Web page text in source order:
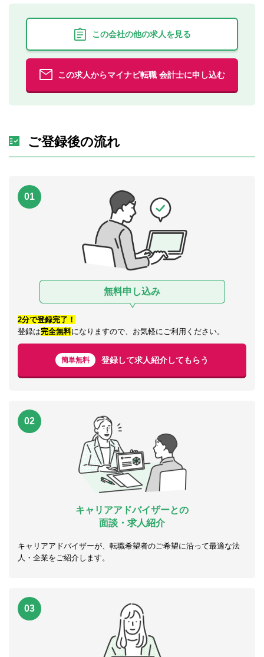
この会社の他の求人を見る
この求人からマイナビ転職 会計士に申し込む
ご登録後の流れ
01
無料申し込み
2分で登録完了！
登録は完全無料になりますので、お気軽にご利用ください。
簡単無料 登録して求人紹介してもらう
02
キャリアアドバイザーとの
面談・求人紹介
キャリアアドバイザーが、転職希望者のご希望に沿って最適な法
人・企業をご紹介します。
03